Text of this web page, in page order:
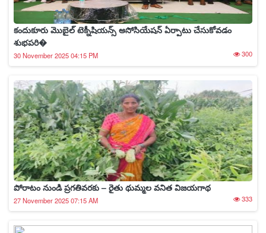
కందుకూరు మొబైల్ టెక్నీషియన్స్ అసోసియేషన్ ఏర్పాటు చేసుకోవడం
శుభపరి�
30 November 2025 04:15 PM 300
పోరాటం నుండి ప్రగతివరకు – రైతు థుమ్మల వనిత విజయగాథ
27 November 2025 07:15 AM 333